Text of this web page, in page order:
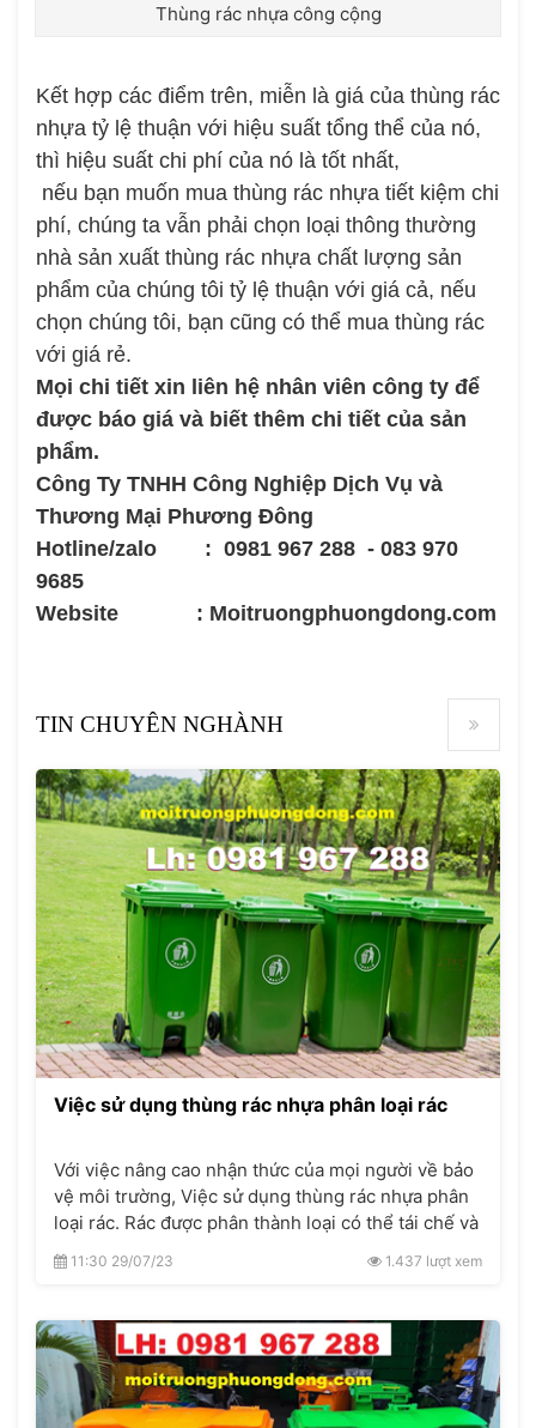
Thùng rác nhựa công cộng
Kết hợp các điểm trên, miễn là giá của thùng rác
nhựa tỷ lệ thuận với hiệu suất tổng thể của nó,
thì hiệu suất chi phí của nó là tốt nhất,
nếu bạn muốn mua thùng rác nhựa tiết kiệm chi
phí, chúng ta vẫn phải chọn loại thông thường
nhà sản xuất thùng rác nhựa chất lượng sản
phẩm của chúng tôi tỷ lệ thuận với giá cả, nếu
chọn chúng tôi, bạn cũng có thể mua thùng rác
với giá rẻ.
Mọi chi tiết xin liên hệ nhân viên công ty để
được báo giá và biết thêm chi tiết của sản
phẩm.
Công Ty TNHH Công Nghiệp Dịch Vụ và
Thương Mại Phương Đông
Hotline/zalo : 0981 967 288 - 083 970
9685
Website : Moitruongphuongdong.com
TIN CHUYÊN NGHÀNH
Việc sử dụng thùng rác nhựa phân loại rác
Với việc nâng cao nhận thức của mọi người về bảo
vệ môi trường, Việc sử dụng thùng rác nhựa phân
loại rác. Rác được phân thành loại có thể tái chế và
không thể tái chế. Chai và túi nhựa đều có thể tái
chế, giấy bìa , v.v. là những loại không thể tái chế.
11:30 29/07/23 1.437 lượt xem